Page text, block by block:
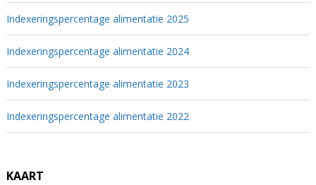
Indexeringspercentage alimentatie 2025
Indexeringspercentage alimentatie 2024
Indexeringspercentage alimentatie 2023
Indexeringspercentage alimentatie 2022
KAART